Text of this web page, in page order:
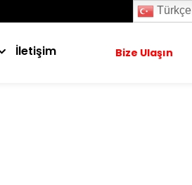
İletişim Bize Ulaşın
Türkçe